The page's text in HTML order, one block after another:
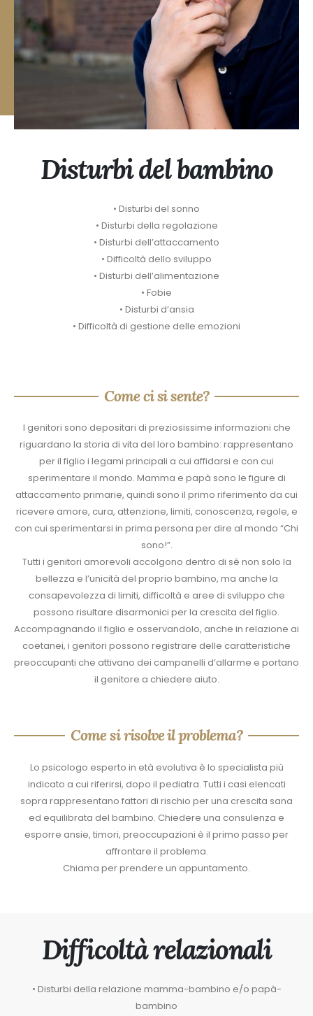
Disturbi del bambino
• Disturbi del sonno
• Disturbi della regolazione
• Disturbi dell’attaccamento
• Difficoltà dello sviluppo
• Disturbi dell’alimentazione
• Fobie
• Disturbi d’ansia
• Difficoltà di gestione delle emozioni
Come ci si sente?
I genitori sono depositari di preziosissime informazioni che
riguardano la storia di vita del loro bambino: rappresentano
per il figlio i legami principali a cui affidarsi e con cui
sperimentare il mondo. Mamma e papà sono le figure di
attaccamento primarie, quindi sono il primo riferimento da cui
ricevere amore, cura, attenzione, limiti, conoscenza, regole, e
con cui sperimentarsi in prima persona per dire al mondo “Chi
sono!”.
Tutti i genitori amorevoli accolgono dentro di sé non solo la
bellezza e l’unicità del proprio bambino, ma anche la
consapevolezza di limiti, difficoltà e aree di sviluppo che
possono risultare disarmonici per la crescita del figlio.
Accompagnando il figlio e osservandolo, anche in relazione ai
coetanei, i genitori possono registrare delle caratteristiche
preoccupanti che attivano dei campanelli d’allarme e portano
il genitore a chiedere aiuto.
Come si risolve il problema?
Lo psicologo esperto in età evolutiva è lo specialista più
indicato a cui riferirsi, dopo il pediatra. Tutti i casi elencati
sopra rappresentano fattori di rischio per una crescita sana
ed equilibrata del bambino. Chiedere una consulenza e
esporre ansie, timori, preoccupazioni è il primo passo per
affrontare il problema.
Chiama per prendere un appuntamento.
Difficoltà relazionali
• Disturbi della relazione mamma-bambino e/o papà-
bambino